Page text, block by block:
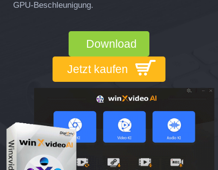
GPU-Beschleunigung.
Download
Jetzt kaufen